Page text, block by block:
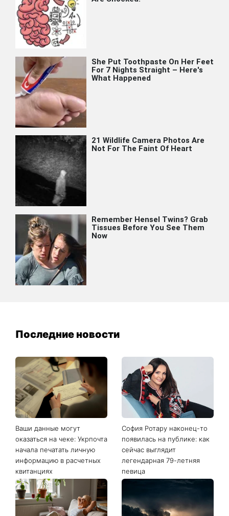
Последние новости
Ваши данные могут
оказаться на чеке: Укрпочта
начала печатать личную
информацию в расчетных
квитанциях
София Ротару наконец-то
появилась на публике: как
сейчас выглядит
легендарная 79-летняя
певица